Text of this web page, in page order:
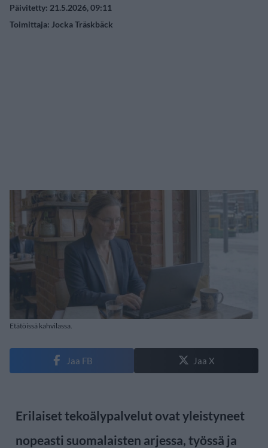
Päivitetty: 21.5.2026, 09:11
Toimittaja: Jocka Träskbäck
Etätöissä kahvilassa.
Jaa FB Jaa X
Erilaiset tekoälypalvelut ovat yleistyneet
nopeasti suomalaisten arjessa, työssä ja